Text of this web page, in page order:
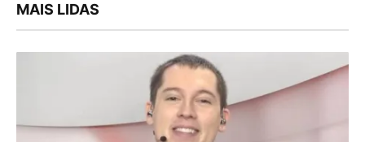
MAIS LIDAS